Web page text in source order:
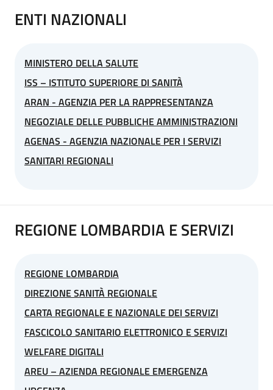
ENTI NAZIONALI
MINISTERO DELLA SALUTE
ISS – ISTITUTO SUPERIORE DI SANITÀ
ARAN - AGENZIA PER LA RAPPRESENTANZA
NEGOZIALE DELLE PUBBLICHE AMMINISTRAZIONI
AGENAS - AGENZIA NAZIONALE PER I SERVIZI
SANITARI REGIONALI
REGIONE LOMBARDIA E SERVIZI
REGIONE LOMBARDIA
DIREZIONE SANITÀ REGIONALE
CARTA REGIONALE E NAZIONALE DEI SERVIZI
FASCICOLO SANITARIO ELETTRONICO E SERVIZI
WELFARE DIGITALI
AREU – AZIENDA REGIONALE EMERGENZA